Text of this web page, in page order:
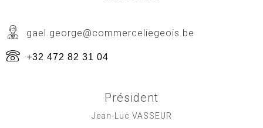
gael.george@commerceliegeois.be
+32 472 82 31 04
Président
Jean-Luc VASSEUR